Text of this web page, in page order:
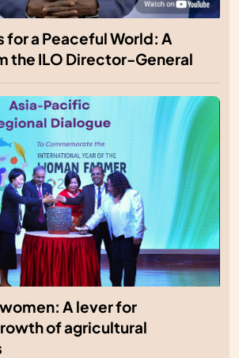
a Peaceful World: A
the ILO Director-General
A lever for
of agricultural